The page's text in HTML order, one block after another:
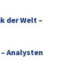
der Welt –
Analysten